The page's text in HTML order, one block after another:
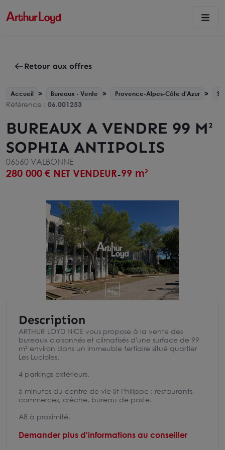
Retour aux offres
Accueil Bureaux - Vente Provence-Alpes-Côte d'Azur
Référence : 06.001253
BUREAUX A VENDRE 99 M²
SOPHIA ANTIPOLIS
06560 VALBONNE
280 000 € NET VENDEUR-99 m²
Description
ARTHUR LOYD NICE vous propose à la vente des
bureaux cloisonnés et climatisés d'une surface de 99
m² environ dans un immeuble tertiaire situé quartier
Les Lucioles.
4 parkings extérieurs.
5 minutes du centre de vie St Philippe : restaurants,
commerces, crèche, bureau de poste.
A8 à proximité.
Demander plus d'informations au conseiller